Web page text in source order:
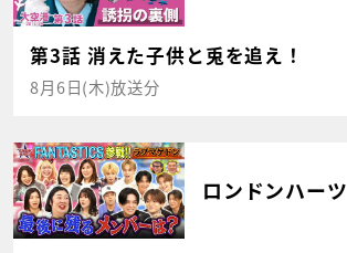
第3話 消えた子供と兎を追え！
8月6日(木)放送分
ロンドンハーツ